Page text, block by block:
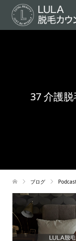
37 介護脱
ブログ